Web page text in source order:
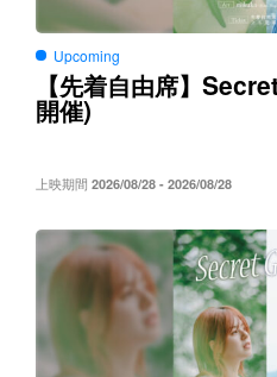
Upcoming
【先着自由席】
開催)
上映期間 2026/08/28 - 2026/08/28